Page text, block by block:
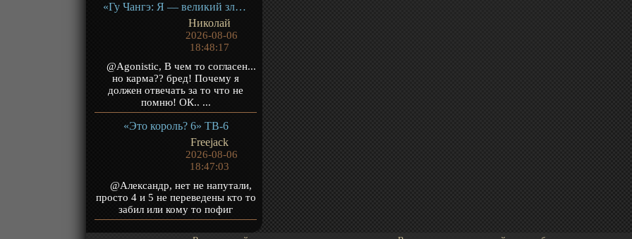
«Гу Чангэ: Я — великий злодей Небесной Судьбы» ТВ-1
Николай
2026-08-06
18:48:17
@Agonistic, В чем то согласен...
но карма?? бред! Почему я
должен отвечать за то что не
помню! ОК.. ...
«Это король? 6» ТВ-6
Freejack
2026-08-06
18:47:03
@Александр, нет не напутали,
просто 4 и 5 не переведены кто то
забил или кому то пофиг